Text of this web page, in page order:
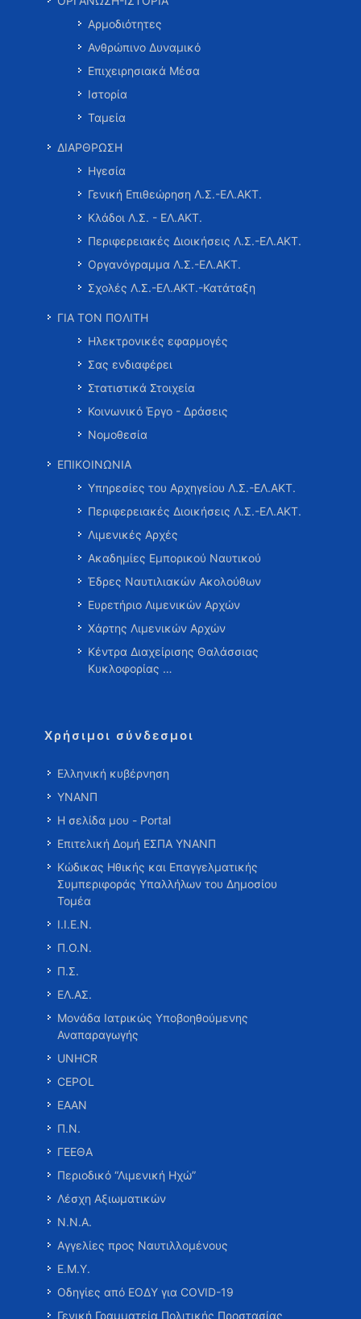
Αρμοδιότητες
Ανθρώπινο Δυναμικό
Επιχειρησιακά Μέσα
Ιστορία
Ταμεία
ΔΙΑΡΘΡΩΣΗ
Ηγεσία
Γενική Επιθεώρηση Λ.Σ.-ΕΛ.ΑΚΤ.
Κλάδοι Λ.Σ. - ΕΛ.ΑΚΤ.
Περιφερειακές Διοικήσεις Λ.Σ.-ΕΛ.ΑΚΤ.
Οργανόγραμμα Λ.Σ.-ΕΛ.ΑΚΤ.
Σχολές Λ.Σ.-ΕΛ.ΑΚΤ.-Κατάταξη
ΓΙΑ ΤΟΝ ΠΟΛΙΤΗ
Ηλεκτρονικές εφαρμογές
Σας ενδιαφέρει
Στατιστικά Στοιχεία
Κοινωνικό Έργο - Δράσεις
Νομοθεσία
ΕΠΙΚΟΙΝΩΝΙΑ
Υπηρεσίες του Αρχηγείου Λ.Σ.-ΕΛ.ΑΚΤ.
Περιφερειακές Διοικήσεις Λ.Σ.-ΕΛ.ΑΚΤ.
Λιμενικές Αρχές
Ακαδημίες Εμπορικού Ναυτικού
Έδρες Ναυτιλιακών Ακολούθων
Ευρετήριο Λιμενικών Αρχών
Χάρτης Λιμενικών Αρχών
Κέντρα Διαχείρισης Θαλάσσιας
Κυκλοφορίας …
Χρήσιμοι σύνδεσμοι
Ελληνική κυβέρνηση
ΥΝΑΝΠ
Η σελίδα μου - Portal
Επιτελική Δομή ΕΣΠΑ ΥΝΑΝΠ
Κώδικας Ηθικής και Επαγγελματικής
Συμπεριφοράς Υπαλλήλων του Δημοσίου
Τομέα
Ι.Ι.Ε.Ν.
Π.Ο.Ν.
Π.Σ.
ΕΛ.ΑΣ.
Μονάδα Ιατρικώς Υποβοηθούμενης
Αναπαραγωγής
UNHCR
CEPOL
ΕΑΑΝ
Π.Ν.
ΓΕΕΘΑ
Περιοδικό “Λιμενική Ηχώ”
Λέσχη Αξιωματικών
Ν.Ν.Α.
Αγγελίες προς Ναυτιλλομένους
Ε.Μ.Υ.
Οδηγίες από ΕΟΔΥ για COVID-19
Γενική Γραμματεία Πολιτικής Προστασίας